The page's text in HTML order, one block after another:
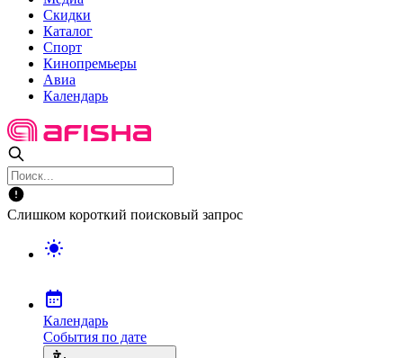
Скидки
Каталог
Спорт
Кинопремьеры
Авиа
Календарь
Слишком короткий поисковый запрос
Календарь
События по дате